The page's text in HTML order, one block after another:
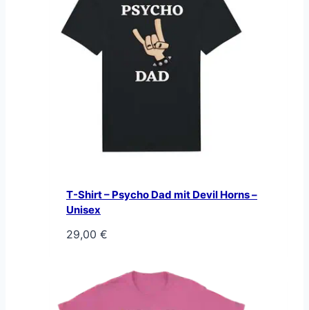
T-Shirt – Psycho Dad mit Devil Horns –
Unisex
29,00 €